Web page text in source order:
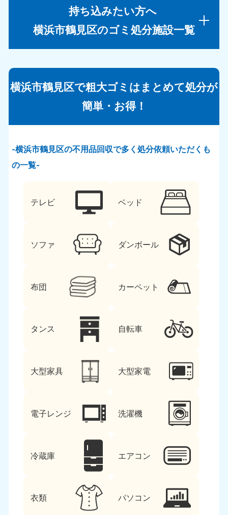
持ち込みたい方へ
横浜市鶴見区のゴミ処分施設一覧
横浜市鶴見区で粗大ゴミはまとめて処分が
簡単・お得！
横浜市鶴見区の不用品回収で多く処分依頼いただくも
の一覧
テレビ ベッド
ソファ ダンボール
布団 カーペット
タンス 自転車
大型家具 大型家電
電子レンジ 洗濯機
冷蔵庫 エアコン
衣類 パソコン